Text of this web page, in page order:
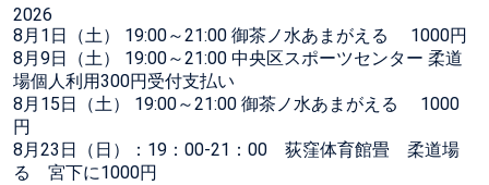
2026
8月1日（土） 19:00～21:00 御茶ノ水あまがえる 1000円
8月9日（土） 19:00～21:00 中央区スポーツセンター 柔道
場個人利用300円受付支払い
8月15日（土） 19:00～21:00 御茶ノ水あまがえる 1000
円
8月23日（日）：19：00-21：00 荻窪体育館畳 柔道場
る 宮下に1000円